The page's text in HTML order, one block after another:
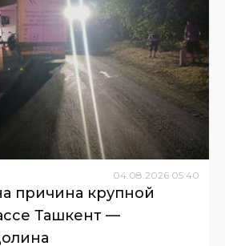
04 08 2026 05:40
причина крупной
Ташкент —